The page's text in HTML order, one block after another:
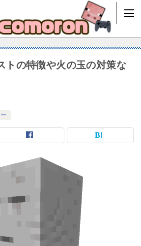
トの特徴や火の玉の対策な